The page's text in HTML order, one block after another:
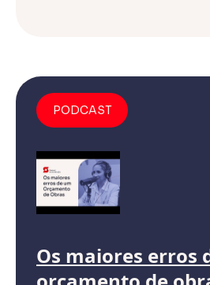
PODCAST
Os maiores erros